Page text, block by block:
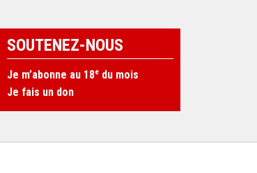
SOUTENEZ-NOUS
Je m’abonne au 18e du mois
Je fais un don